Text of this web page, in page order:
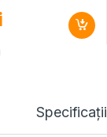
Specificaţii